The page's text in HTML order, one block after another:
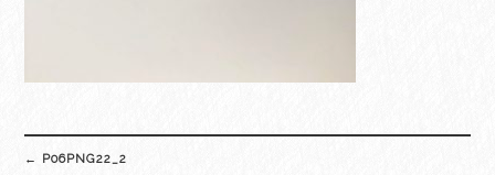
navigation
← P06PNG22_2